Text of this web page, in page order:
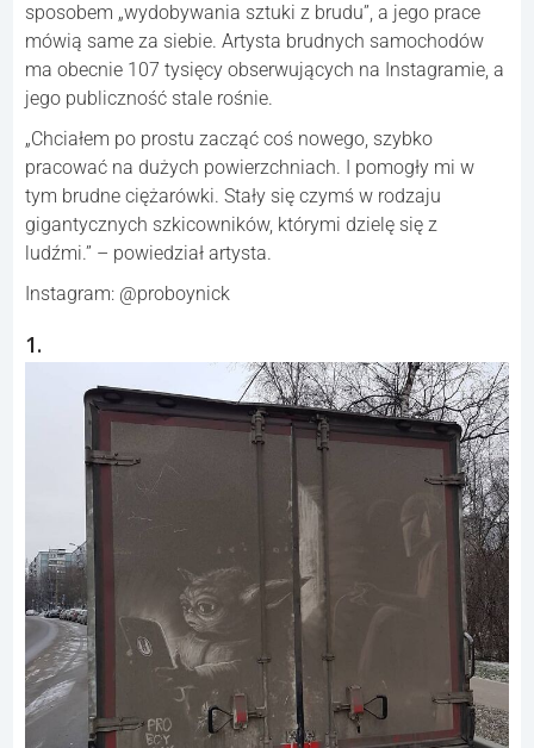
sposobem „wydobywania sztuki z brudu”, a jego prace
mówią same za siebie. Artysta brudnych samochodów
ma obecnie 107 tysięcy obserwujących na Instagramie, a
jego publiczność stale rośnie.
„Chciałem po prostu zacząć coś nowego, szybko
pracować na dużych powierzchniach. I pomogły mi w
tym brudne ciężarówki. Stały się czymś w rodzaju
gigantycznych szkicowników, którymi dzielę się z
ludźmi.” – powiedział artysta.
Instagram: @proboynick
1.